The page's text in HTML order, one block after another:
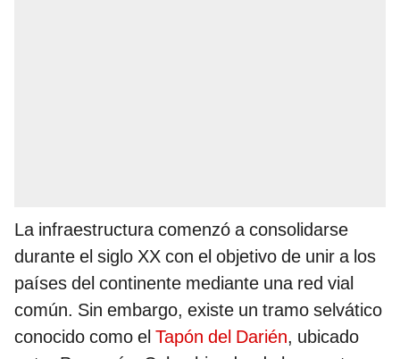
La infraestructura comenzó a consolidarse
durante el siglo XX con el objetivo de unir a los
países del continente mediante una red vial
común. Sin embargo, existe un tramo selvático
conocido como el Tapón del Darién, ubicado